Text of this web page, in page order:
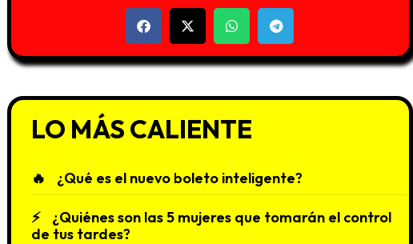
LO MÁS CALIENTE
¿Qué es el nuevo boleto inteligente?
¿Quiénes son las 5 mujeres que tomarán el control
de tus tardes?